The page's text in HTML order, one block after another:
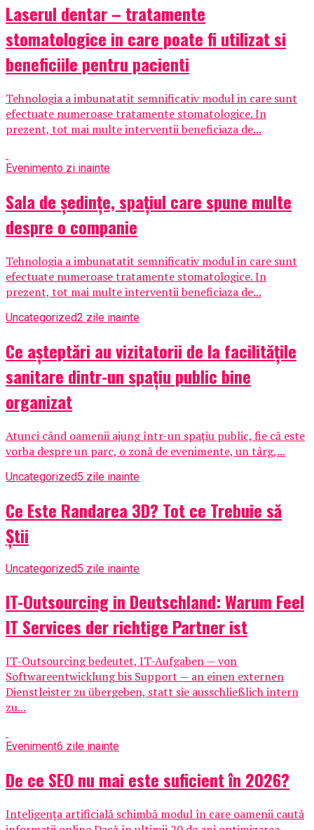
Laserul dentar – tratamente
stomatologice in care poate fi utilizat si
beneficiile pentru pacienti
Tehnologia a imbunatatit semnificativ modul in care sunt
efectuate numeroase tratamente stomatologice. In
prezent, tot mai multe interventii beneficiaza de...
Evenimento zi inainte
Sala de ședințe, spațiul care spune multe
despre o companie
Tehnologia a imbunatatit semnificativ modul in care sunt
efectuate numeroase tratamente stomatologice. In
prezent, tot mai multe interventii beneficiaza de...
Uncategorized2 zile inainte
Ce așteptări au vizitatorii de la facilitățile
sanitare dintr-un spațiu public bine
organizat
Atunci când oamenii ajung într-un spațiu public, fie că este
vorba despre un parc, o zonă de evenimente, un târg,...
Uncategorized5 zile inainte
Ce Este Randarea 3D? Tot ce Trebuie să
Știi
Uncategorized5 zile inainte
IT-Outsourcing in Deutschland: Warum Feel
IT Services der richtige Partner ist
IT-Outsourcing bedeutet, IT-Aufgaben — von
Softwareentwicklung bis Support — an einen externen
Dienstleister zu übergeben, statt sie ausschließlich intern
zu...
Eveniment6 zile inainte
De ce SEO nu mai este suficient în 2026?
Inteligența artificială schimbă modul în care oamenii caută